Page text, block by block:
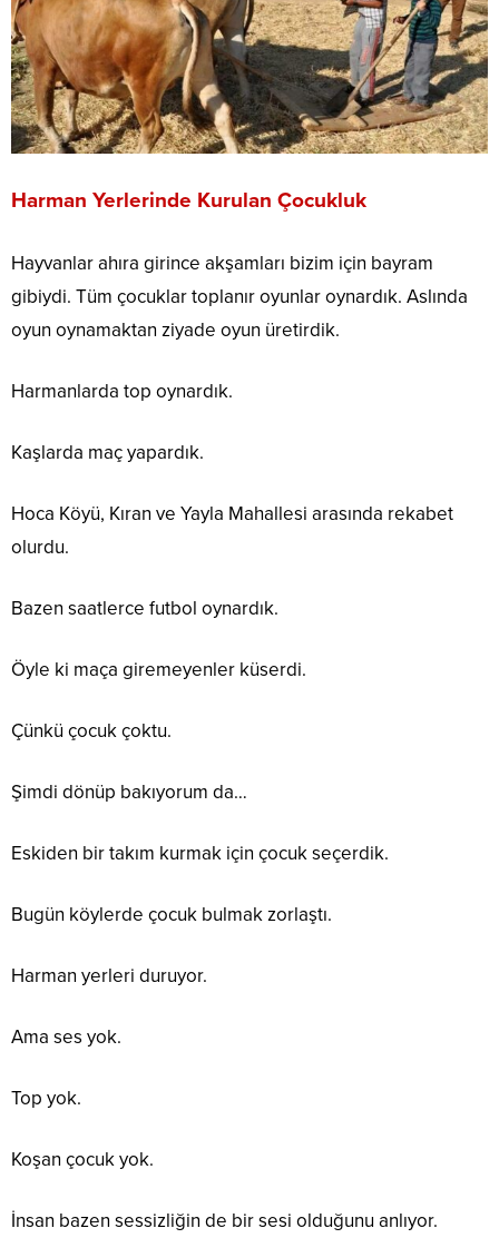
Harman Yerlerinde Kurulan Çocukluk
Hayvanlar ahıra girince akşamları bizim için bayram
gibiydi. Tüm çocuklar toplanır oyunlar oynardık. Aslında
oyun oynamaktan ziyade oyun üretirdik.
Harmanlarda top oynardık.
Kaşlarda maç yapardık.
Hoca Köyü, Kıran ve Yayla Mahallesi arasında rekabet
olurdu.
Bazen saatlerce futbol oynardık.
Öyle ki maça giremeyenler küserdi.
Çünkü çocuk çoktu.
Şimdi dönüp bakıyorum da…
Eskiden bir takım kurmak için çocuk seçerdik.
Bugün köylerde çocuk bulmak zorlaştı.
Harman yerleri duruyor.
Ama ses yok.
Top yok.
Koşan çocuk yok.
İnsan bazen sessizliğin de bir sesi olduğunu anlıyor.